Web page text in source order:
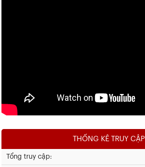
THỐNG KÊ TRUY CẬP
Tổng truy cập: